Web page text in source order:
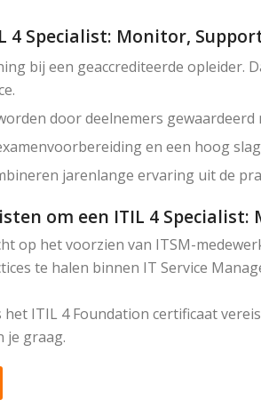
4 Specialist: Monitor,
bij een geaccrediteerde
door deelnemers
en een hoog
jarenlange ervaring uit de
om een ITIL 4
op het voorzien van ITSM-
te halen binnen IT Service
ITIL 4 Foundation certificaat
je graag.